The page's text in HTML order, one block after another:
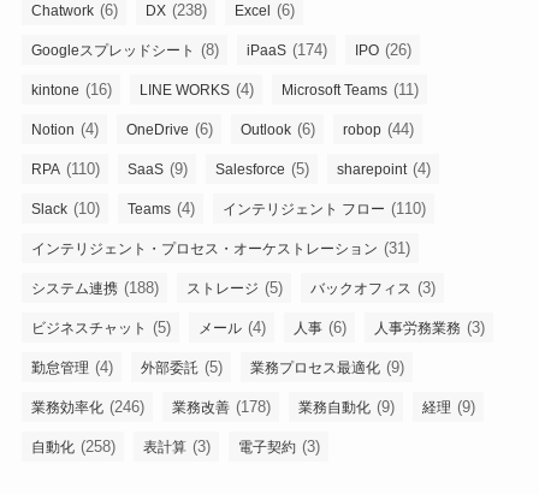
Chatwork (6) DX (238) Excel (6)
Googleスプレッドシート (8) iPaaS (174) IPO (26)
kintone (16) LINE WORKS (4) Microsoft Teams (11)
Notion (4) OneDrive (6) Outlook (6) robop (44)
RPA (110) SaaS (9) Salesforce (5) sharepoint(4)
Slack (10) Teams (4) インテリジェント フロー (110)
インテリジェント・プロセス・オーケストレーション (31)
システム連携 (188) ストレージ (5) バックオフィス (3)
ビジネスチャット (5) メール (4) 人事 (6) 人事労務業務 (3)
勤怠管理 (4) 外部委託 (5) 業務プロセス最適化 (9)
業務効率化 (246) 業務改善 (178) 業務自動化 (9) 経理 (9)
自動化 (258) 表計算 (3) 電子契約 (3)